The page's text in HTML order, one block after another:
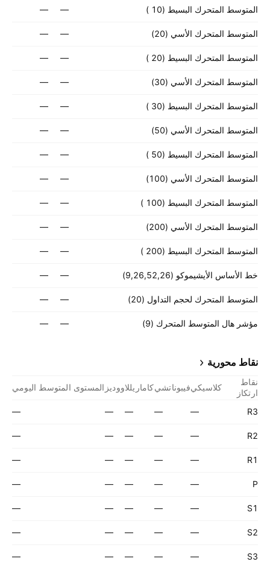
المتوسط المتحرك البسيط (‎10‎ ) —
—
المتوسط المتحرك الأسي (‎20‎) —
—
المتوسط المتحرك البسيط (‎20‎ ) —
—
المتوسط المتحرك الأسي (‎30‎) —
—
المتوسط المتحرك البسيط (‎30‎ ) —
—
المتوسط المتحرك الأسي (‎50‎) —
—
المتوسط المتحرك البسيط (‎50‎ ) —
—
المتوسط المتحرك الأسي (‎100‎) —
—
المتوسط المتحرك البسيط (‎100‎ ) —
—
المتوسط المتحرك الأسي (‎200‎) —
—
المتوسط المتحرك البسيط (‎200‎ ) —
—
خط الأساس الأيشيموكو (9,26,52,26) —
—
المتوسط المتحرك لحجم التداول (20) —
—
مؤشر هال المتوسط المتحرك (9) —
—
نقاط محورية
نقاط
ارتكاز
كلاسيكيفيبوناتشيكاماريللاووديز المستوى المتوسط اليومي
R3
—
—
—
—
—
R2
—
—
—
—
—
R1
—
—
—
—
—
P
—
—
—
—
—
S1
—
—
—
—
—
S2
—
—
—
—
—
S3
—
—
—
—
—